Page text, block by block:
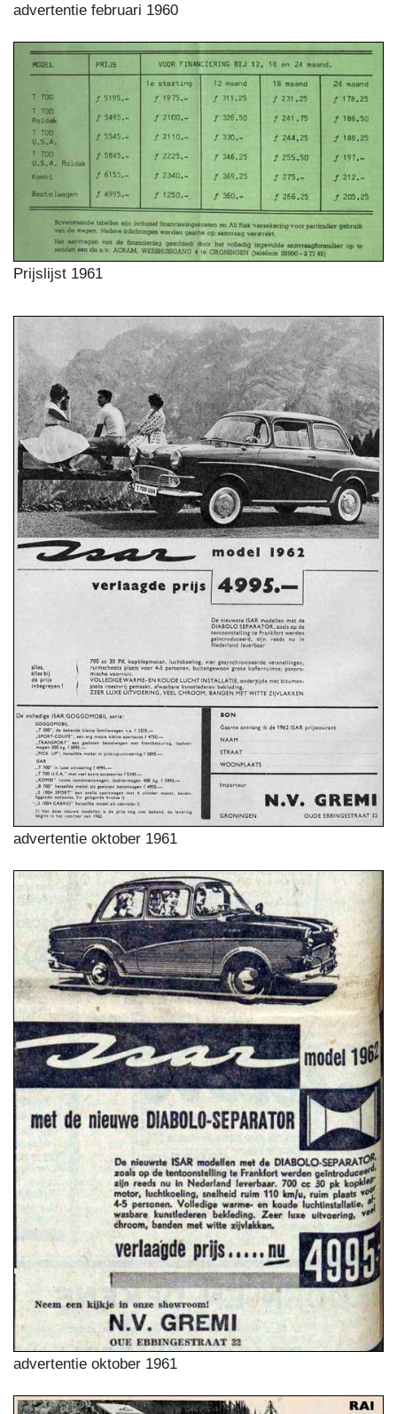
advertentie februari 1960
Prijslijst 1961
advertentie oktober 1961
advertentie oktober 1961